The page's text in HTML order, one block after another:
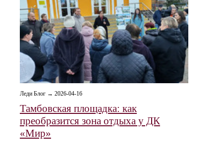
Леди Блог → 2026-04-16
Тамбовская площадка: как
преобразится зона отдыха у ДК
«Мир»